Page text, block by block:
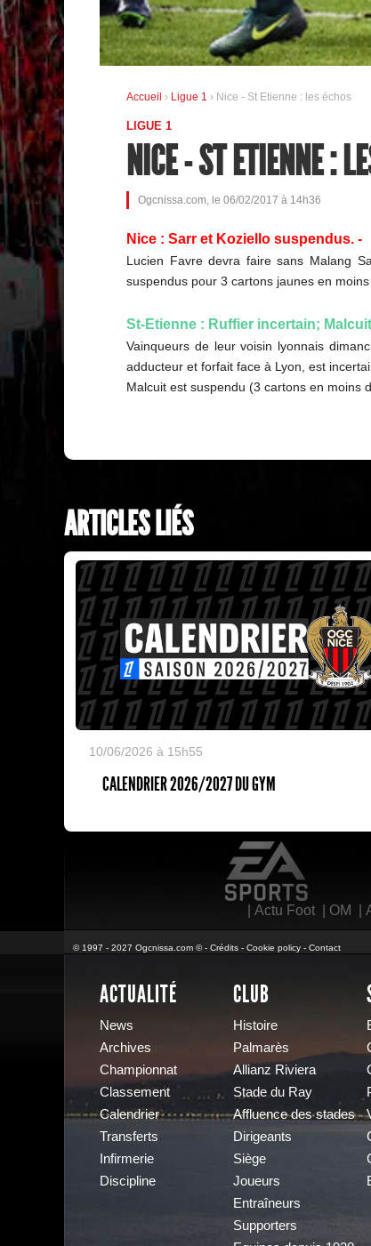
Accueil › Ligue 1 › Nice - St Etienne : les échos
LIGUE 1
NICE - ST ETIENNE :
Ogcnissa.com, le 06/02/2017 à 14h36
Nice : Sarr et Koziello suspendus. -
Lucien Favre devra faire sans Malang
suspendus pour 3 cartons jaunes en
St-Etienne : Ruffier incertain;
Vainqueurs de leur voisin lyonnais
adducteur et forfait face à Lyon, est
Malcuit est suspendu (3 cartons en moins
ARTICLES LIÉS
10/06/2026 à 15h55
CALENDRIER 2026/2027 DU GYM
Actu Foot| OM
© 1997 - 2027 Ogcnissa.com © - Crédits - Cookie policy - Contact
ACTUALITÉ
News
Archives
Championnat
Classement
Calendrier
Transferts
Infirmerie
Discipline
CLUB
Histoire
Palmarès
Allianz Riviera
Stade du Ray
Affluence des stades
Dirigeants
Siège
Joueurs
Entraîneurs
Supporters